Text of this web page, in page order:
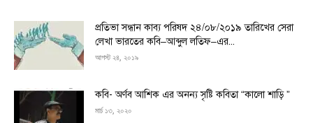
প্রতিভা সন্ধান কাব্য পরিষদ ২৪/০৮/২০১৯ তারিখের সেরা
লেখা ভারতের কবি–আব্দুল লতিফ–এর...
আগস্ট ২৪, ২০১৯
কবি- অর্ণব আশিক এর অনন্য সৃষ্টি কবিতা “কালো শাড়ি ”
মার্চ ১৩, ২০২০